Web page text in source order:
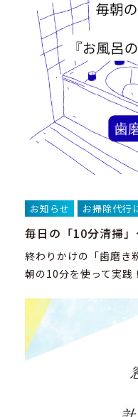
お知らせ
お掃除代行
毎日の「10分清掃
終わりかけの「歯磨き
朝の10分を使って実践